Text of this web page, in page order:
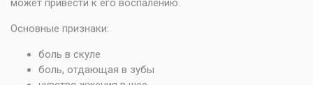
может привести к его воспалению.
Основные признаки:
боль в скуле
боль, отдающая в зубы